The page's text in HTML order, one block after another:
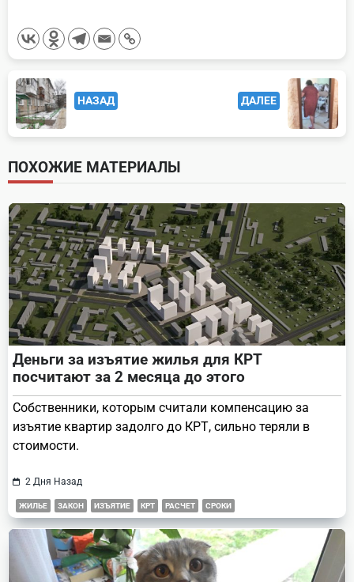
<span
class="nav-
subtitle
screen-
reader-
text">Page</span>
НАЗАД ДАЛЕЕ
ПОХОЖИЕ МАТЕРИАЛЫ
Деньги за изъятие жилья для КРТ
посчитают за 2 месяца до этого
Собственники, которым считали компенсацию за
изъятие квартир задолго до КРТ, сильно теряли в
стоимости.
2 Дня Назад
ЖИЛЬЕ ЗАКОН ИЗЪЯТИЕ КРТ РАСЧЕТ СРОКИ